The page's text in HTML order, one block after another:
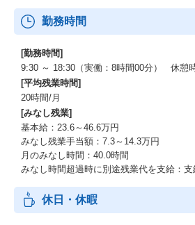
勤務時間
[勤務時間]
9:30 ～ 18:30（実働：8時間00分） 休憩
[平均残業時間]
20時間/月
[みなし残業]
基本給：23.6～46.6万円
みなし残業手当額：7.3～14.3万円
月のみなし時間：40.0時間
みなし時間超過時に別途残業代を支給：支
休日・休暇